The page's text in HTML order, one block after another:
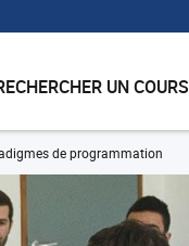
UN COURS
de programmation